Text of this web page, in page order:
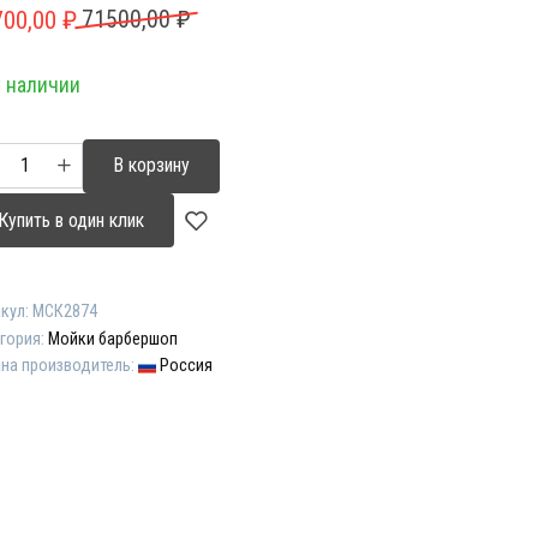
71500,00₽
₽
₽.
наличии
В корзину
Купить в один клик
МСК2874
Мойки барбершоп
производитель:
Россия